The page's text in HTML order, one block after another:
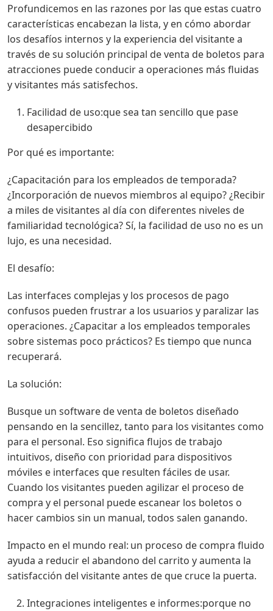
Profundicemos en las razones por las que estas cuatro
características encabezan la lista, y en cómo abordar
los desafíos internos y la experiencia del visitante a
través de su solución principal de venta de boletos para
atracciones puede conducir a operaciones más fluidas
y visitantes más satisfechos.
Facilidad de uso:que sea tan sencillo que pase
desapercibido
Por qué es importante:
¿Capacitación para los empleados de temporada?
¿Incorporación de nuevos miembros al equipo? ¿Recibir
a miles de visitantes al día con diferentes niveles de
familiaridad tecnológica? Sí, la facilidad de uso no es un
lujo, es una necesidad.
El desafío:
Las interfaces complejas y los procesos de pago
confusos pueden frustrar a los usuarios y paralizar las
operaciones. ¿Capacitar a los empleados temporales
sobre sistemas poco prácticos? Es tiempo que nunca
recuperará.
La solución:
Busque un software de venta de boletos diseñado
pensando en la sencillez, tanto para los visitantes como
para el personal. Eso significa flujos de trabajo
intuitivos, diseño con prioridad para dispositivos
móviles e interfaces que resulten fáciles de usar.
Cuando los visitantes pueden agilizar el proceso de
compra y el personal puede escanear los boletos o
hacer cambios sin un manual, todos salen ganando.
Impacto en el mundo real: un proceso de compra fluido
ayuda a reducir el abandono del carrito y aumenta la
satisfacción del visitante antes de que cruce la puerta.
Integraciones inteligentes e informes:porque no